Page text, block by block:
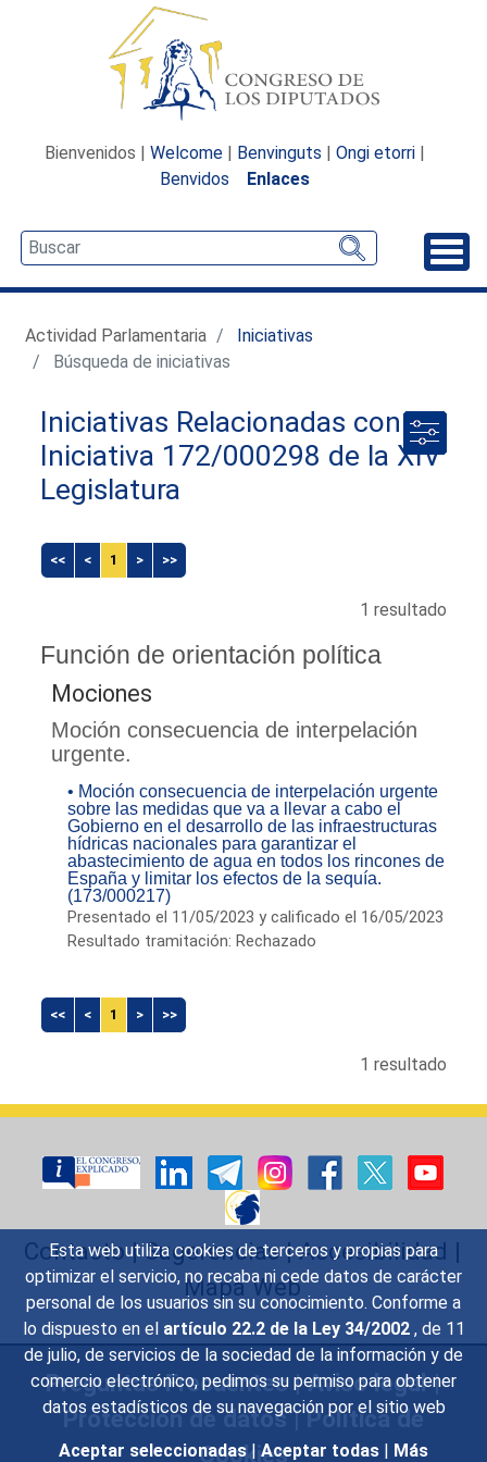
Esta web utiliza cookies de terceros y propias para
optimizar el servicio, no recaba ni cede datos de carácter
personal de los usuarios sin su conocimiento. Conforme a
lo dispuesto en el artículo 22.2 de la Ley 34/2002 , de 11
de julio, de servicios de la sociedad de la información y de
comercio electrónico, pedimos su permiso para obtener
datos estadísticos de su navegación por el sitio web
Aceptar seleccionadas | Aceptar todas | Más
Bienvenidos | Welcome | Benvinguts | Ongi etorri |
Benvidos
Enlaces
Actividad Parlamentaria
Iniciativas
Búsqueda de iniciativas
Iniciativas Relacionadas con la
Iniciativa 172/000298 de la XIV
Legislatura
<< < 1 > >>
1 resultado
Función de orientación política
Mociones
Moción consecuencia de interpelación
urgente.
• Moción consecuencia de interpelación urgente
sobre las medidas que va a llevar a cabo el
Gobierno en el desarrollo de las infraestructuras
hídricas nacionales para garantizar el
abastecimiento de agua en todos los rincones de
España y limitar los efectos de la sequía.
(173/000217)
Presentado el 11/05/2023 y calificado el 16/05/2023
Resultado tramitación: Rechazado
<< < 1 > >>
1 resultado
Contacto|Sugerencias|Accesibilidad |
Mapa Web
Preguntas Frecuentes|Aviso legal|
Protección de datos|Política de
Cookies